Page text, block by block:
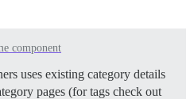
component
uses existing category details
pages (for tags check out